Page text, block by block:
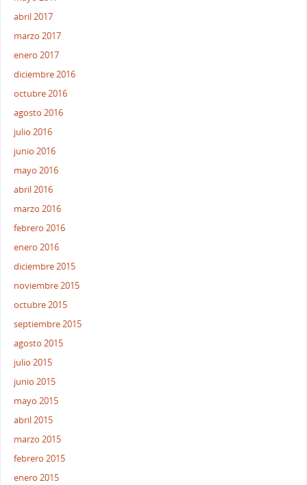
abril 2017
marzo 2017
enero 2017
diciembre 2016
octubre 2016
agosto 2016
julio 2016
junio 2016
mayo 2016
abril 2016
marzo 2016
febrero 2016
enero 2016
diciembre 2015
noviembre 2015
octubre 2015
septiembre 2015
agosto 2015
julio 2015
junio 2015
mayo 2015
abril 2015
marzo 2015
febrero 2015
enero 2015